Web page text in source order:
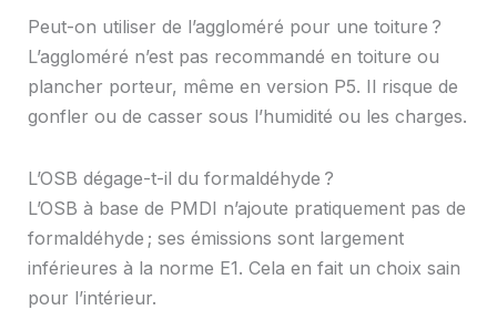
Peut-on utiliser de l’aggloméré pour une toiture ?
L’aggloméré n’est pas recommandé en toiture ou
plancher porteur, même en version P5. Il risque de
gonfler ou de casser sous l’humidité ou les charges.
L’OSB dégage-t-il du formaldéhyde ?
L’OSB à base de PMDI n’ajoute pratiquement pas de
formaldéhyde ; ses émissions sont largement
inférieures à la norme E1. Cela en fait un choix sain
pour l’intérieur.